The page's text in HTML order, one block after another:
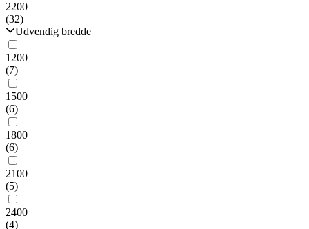
2200
(32)
Udvendig bredde
1200
(7)
1500
(6)
1800
(6)
2100
(5)
2400
(4)